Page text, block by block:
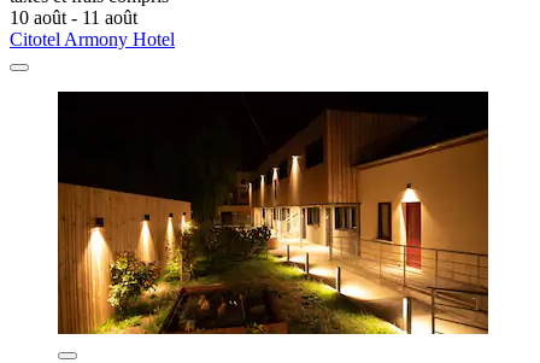
10 août - 11 août
Citotel Armony Hotel